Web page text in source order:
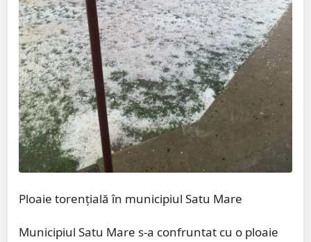
Ploaie torențială în municipiul Satu Mare
Municipiul Satu Mare s-a confruntat cu o ploaie